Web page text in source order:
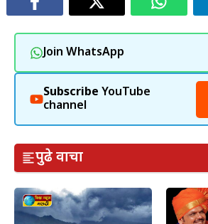
Join WhatsApp
Subscribe YouTube
channel
पुढे वाचा